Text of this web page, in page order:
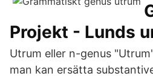
Projekt - Lunds
Utrum eller n-genus
man kan ersätta